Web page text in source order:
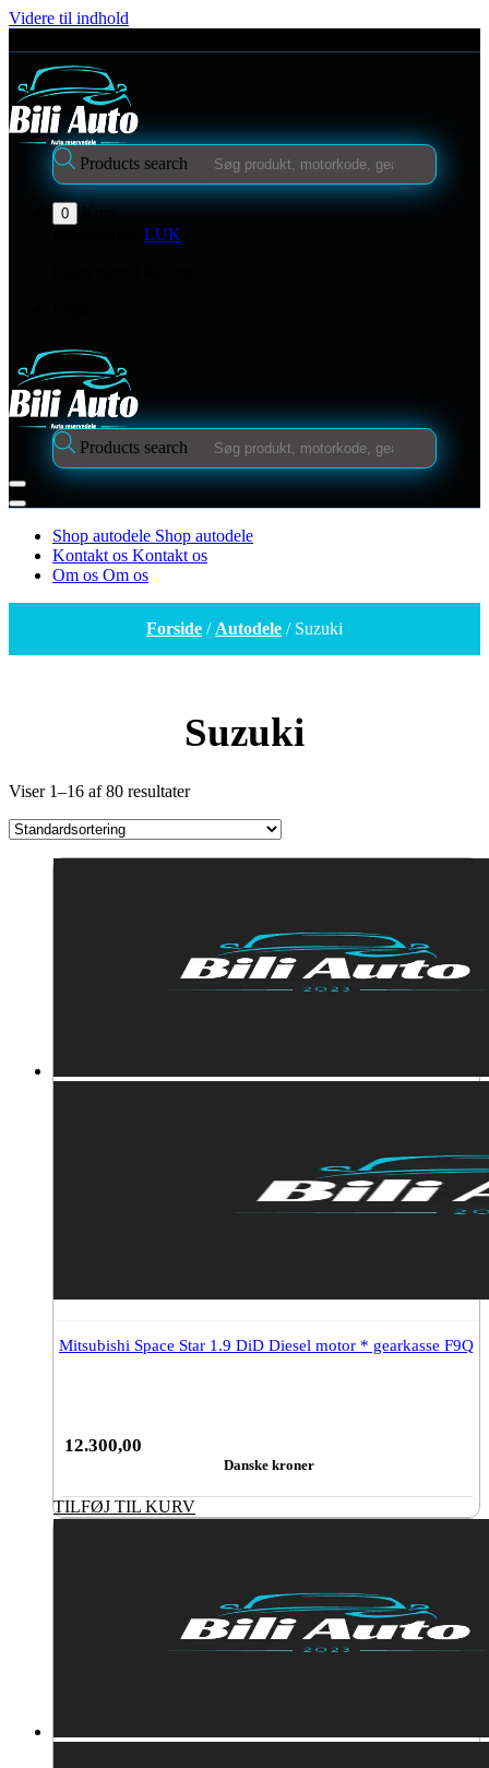
Videre til indhold
Products search
0
LUK
Products search
Shop autodele Shop autodele
Kontakt os Kontakt os
Om os Om os
Forside / Autodele / Suzuki
Suzuki
Viser 1–16 af 80 resultater
Mitsubishi Space Star 1.9 DiD Diesel motor * gearkasse F9Q
12.300,00
Danske kroner
TILFØJ TIL KURV